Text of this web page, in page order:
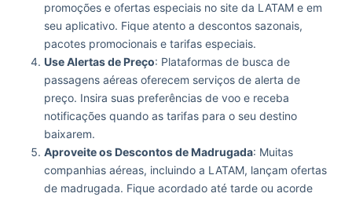
promoções e ofertas especiais no site da LATAM e em
seu aplicativo. Fique atento a descontos sazonais,
pacotes promocionais e tarifas especiais.
Use Alertas de Preço: Plataformas de busca de
passagens aéreas oferecem serviços de alerta de
preço. Insira suas preferências de voo e receba
notificações quando as tarifas para o seu destino
baixarem.
Aproveite os Descontos de Madrugada: Muitas
companhias aéreas, incluindo a LATAM, lançam ofertas
de madrugada. Fique acordado até tarde ou acorde